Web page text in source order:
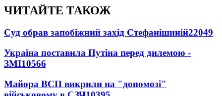
ЧИТАЙТЕ ТАКОЖ
Суд обрав запобіжний захід Стефанішиній22049
Україна поставила Путіна перед дилемою -
ЗМІ10566
Майора ВСП викрили на "допомозі"